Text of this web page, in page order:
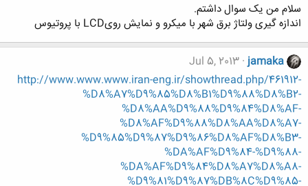
سلام من یک سوال داشتم.
اندازه گیری ولتاژ برق شهر با میکرو و نمایش رویLCD با پروتیوس
jamaka
Jul 5, 2013
http://www.www.www.iran-eng.ir/showthread.php/461912-
%D8%A7%D9%85%D8%B1%D9%88%D8%B2-
%D8%AA%D9%88%D9%84%D8%AF-
%D8%AF%D9%88%D8%AA%D8%A7-
%D9%85%D9%87%D9%86%D8%AF%D8%B3-
%DA%AF%D9%84-%D9%88-
%DA%AF%D9%84%D8%A7%D8%A8-
%D9%81%D9%87%DB%8C%D9%85-